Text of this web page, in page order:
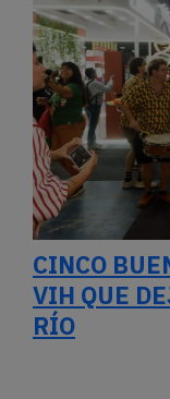
CINCO
VIH QUE
RÍO